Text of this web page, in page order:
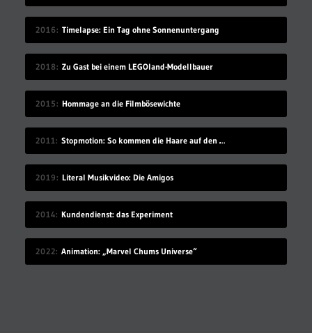
2016 Timelapse: Ein Tag ohne Sonnenuntergang
2018 Zu Gast bei einem LEGOland-Modellbauer
2015 Hommage an die Filmbösewichte
2011 Stopmotion: So kommen die Haare auf den Kopf
2019 Literal Musikvideo: Die Amigos
2014 Kundendienst: das Experiment
2022 Animation: „Marvel Chums Universe“